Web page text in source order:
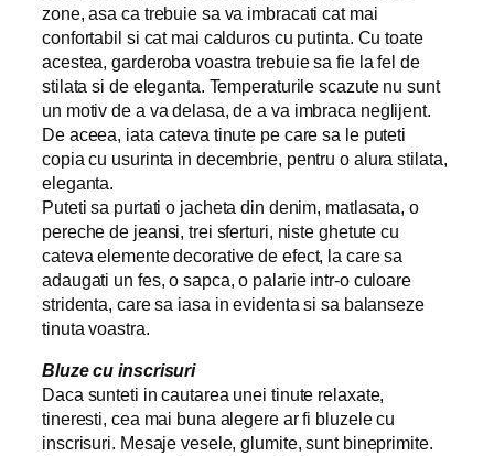
zone, asa ca trebuie sa va imbracati cat mai
confortabil si cat mai calduros cu putinta. Cu toate
acestea, garderoba voastra trebuie sa fie la fel de
stilata si de eleganta. Temperaturile scazute nu sunt
un motiv de a va delasa, de a va imbraca neglijent.
De aceea, iata cateva tinute pe care sa le puteti
copia cu usurinta in decembrie, pentru o alura stilata,
eleganta.
Puteti sa purtati o jacheta din denim, matlasata, o
pereche de jeansi, trei sferturi, niste ghetute cu
cateva elemente decorative de efect, la care sa
adaugati un fes, o sapca, o palarie intr-o culoare
stridenta, care sa iasa in evidenta si sa balanseze
tinuta voastra.
Bluze cu inscrisuri
Daca sunteti in cautarea unei tinute relaxate,
tineresti, cea mai buna alegere ar fi bluzele cu
inscrisuri. Mesaje vesele, glumite, sunt bineprimite.